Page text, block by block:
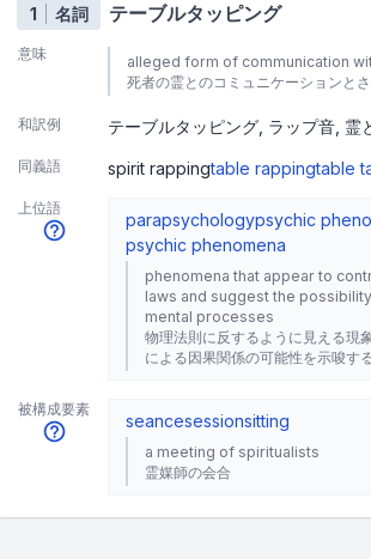
1 名詞 テーブルタッピング
意味
alleged form of communication
死者の霊とのコミュニケーションと
和訳例 テーブルタッピング ラップ音 霊
同義語 spirit rappingtable rappingtable
上位語
parapsychologypsychic
psychic phenomena
phenomena that appear to
laws and suggest the
mental processes
物理法則に反するように見える現
による因果関係の可能性を示唆す
被構成要素
seancesessionsitting
a meeting of spiritualists
霊媒師の会合